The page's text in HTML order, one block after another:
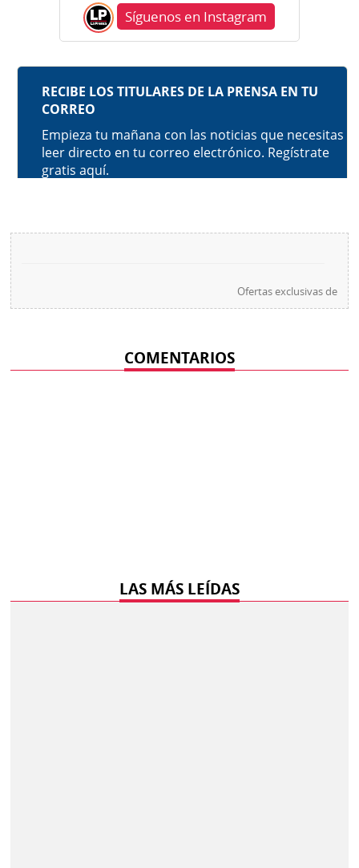
Síguenos en Instagram
Ofertas exclusivas de
COMENTARIOS
LAS MÁS LEÍDAS